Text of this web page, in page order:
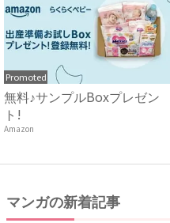
Promoted
無料♪サンプルBoxプレゼン
ト!
Amazon
マンガの新着記事